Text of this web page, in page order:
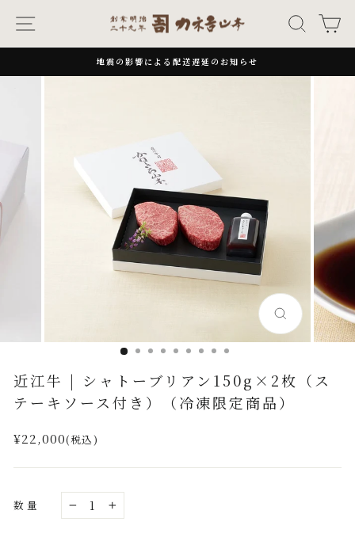
ナビゲーション キーワ
一
地震の影響による配送遅延のお知らせ
閉
じ
近江牛 | シャトーブリアン150g×2枚（ス
テーキソース付き）（冷凍限定商品）
通
価
¥22,000(税込)
数量
+